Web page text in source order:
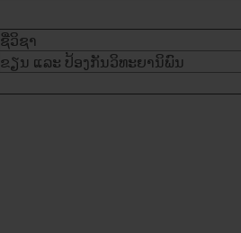
ຊື່​ວິຊາ
ຂຽນ ​ແລະ ​ປ້ອງ​ກັນ​ວິທະຍາ​ນິພົນ